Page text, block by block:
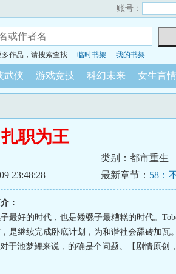
账号：
作品，请搜索查找 临时书架 我的书架
武侠 游戏竞技 科幻未来 女生言情
职为王
类别：都市重生
23:48:28
最新章节： 58：
：
最好的时代，也是矮骡子最糟糕的时代。
是继续完成卧底计划，为和谐社会舔砖加瓦
于池梦鲤来说，的确是个问题。【剧情原创